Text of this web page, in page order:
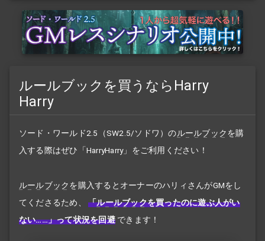
ルールブックを買うならHarry
Harry
ソード・ワールド2.5（SW2.5/ソドワ）のルールブックを購
入する際はぜひ「HarryHarry」をご利用ください！
ルールブックを購入するとオーナーのハリィさんがGMをし
てくださるため、
「ルールブックを買ったのに遊ぶ人がい
ない……」って状況を回避 できます！